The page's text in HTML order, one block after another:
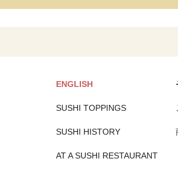
ENGLISH
SUSHI TOPPINGS
SUSHI HISTORY
AT A SUSHI RESTAURANT